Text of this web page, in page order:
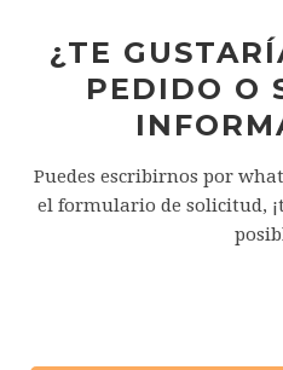
¿TE
PEDIDO O
Puedes escribirnos por
el formulario de solicitud,